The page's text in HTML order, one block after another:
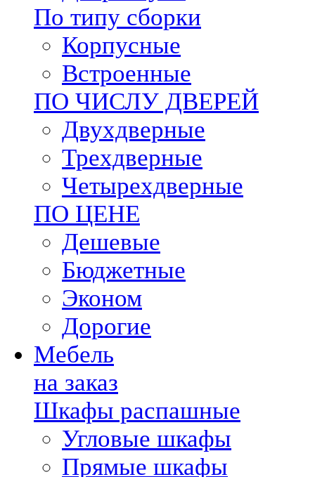
По типу сборки
Корпусные
Встроенные
ПО ЧИСЛУ ДВЕРЕЙ
Двухдверные
Трехдверные
Четырехдверные
ПО ЦЕНЕ
Дешевые
Бюджетные
Эконом
Дорогие
Мебель
на заказ
Шкафы распашные
Угловые шкафы
Прямые шкафы